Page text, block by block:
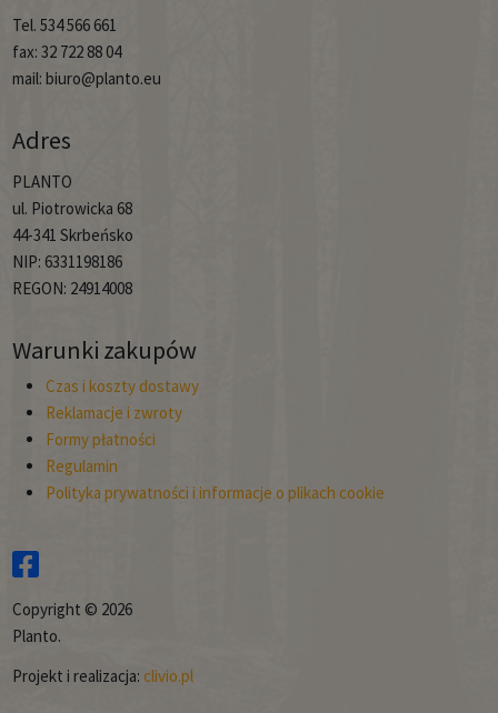
Tel. 534 566 661
fax: 32 722 88 04
mail: biuro@planto.eu
Adres
PLANTO
ul. Piotrowicka 68
44-341 Skrbeńsko
NIP: 6331198186
REGON: 24914008
Warunki zakupów
Czas i koszty dostawy
Reklamacje i zwroty
Formy płatności
Regulamin
Polityka prywatności i informacje o plikach cookie
Copyright © 2026
Planto.
Projekt i realizacja: clivio.pl